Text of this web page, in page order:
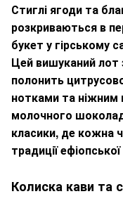
Стиглі ягоди та
розкриваються в
букет у гірському
Цей вишуканий лот
полонить
нотками та ніжним
молочного
класики, де кожна
традиції
Колиска кави та